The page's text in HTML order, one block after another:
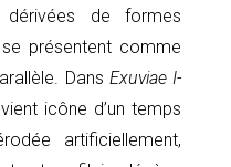
dérivées de formes
présentent comme
Dans Exuviae I-
icône d’un temps
artificiellement,